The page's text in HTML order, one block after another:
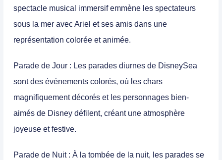
spectacle musical immersif emmène les spectateurs
sous la mer avec Ariel et ses amis dans une
représentation colorée et animée.
Parade de Jour : Les parades diurnes de DisneySea
sont des événements colorés, où les chars
magnifiquement décorés et les personnages bien-
aimés de Disney défilent, créant une atmosphère
joyeuse et festive.
Parade de Nuit: À la tombée de la nuit, les parades se